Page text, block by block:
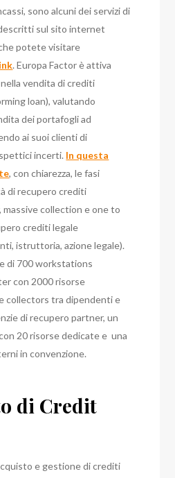
sono alcuni dei servizi di
sul sito internet
potete visitare
. Europa Factor è attiva
vendita di crediti
loan), valutando
dei portafogli ad
ai suoi clienti di
incerti. In questa
, con chiarezza, le fasi
di recupero crediti
massive collection e one to
crediti legale
istruttoria, azione legale).
di 700 workstations
con 2000 risorse
collectors tra dipendenti e
di recupero partner, un
20 risorse dedicate e una
in convenzione.
di Credit
e gestione di crediti